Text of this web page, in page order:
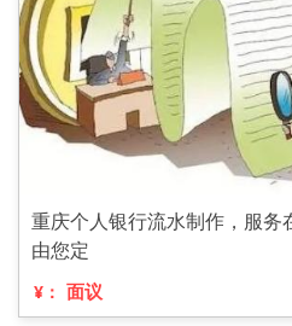
重庆个人银行流水制作，服务
由您定
¥： 面议